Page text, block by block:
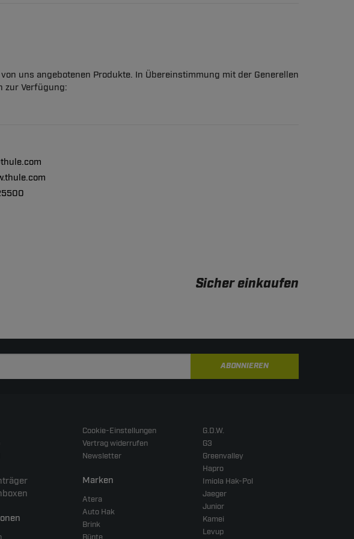
uns angebotenen Produkte. In Übereinstimmung mit der Generellen
zur Verfügung:
Sicher einkaufen
ABONNIEREN
Cookie-Einstellungen
Vertrag widerrufen
Newsletter
Marken
Atera
Auto Hak
Brink
G.D.W.
G3
Greenvalley
Hapro
Imiola Hak-Pol
Jaeger
Junior
Kamei
Levup